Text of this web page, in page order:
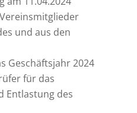
und aus den
Geschäftsjahr 2024
für das
Entlastung des